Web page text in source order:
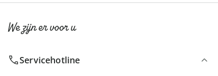
We zijn er voor u
Servicehotline